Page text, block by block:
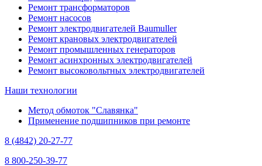
Ремонт трансформаторов
Ремонт насосов
Ремонт электродвигателей Baumuller
Ремонт крановых электродвигателей
Ремонт промышленных генераторов
Ремонт асинхронных электродвигателей
Ремонт высоковольтных электродвигателей
Наши технологии
Метод обмоток "Славянка"
Применение подшипников при ремонте
8 (4842) 20-27-77
8 800-250-39-77